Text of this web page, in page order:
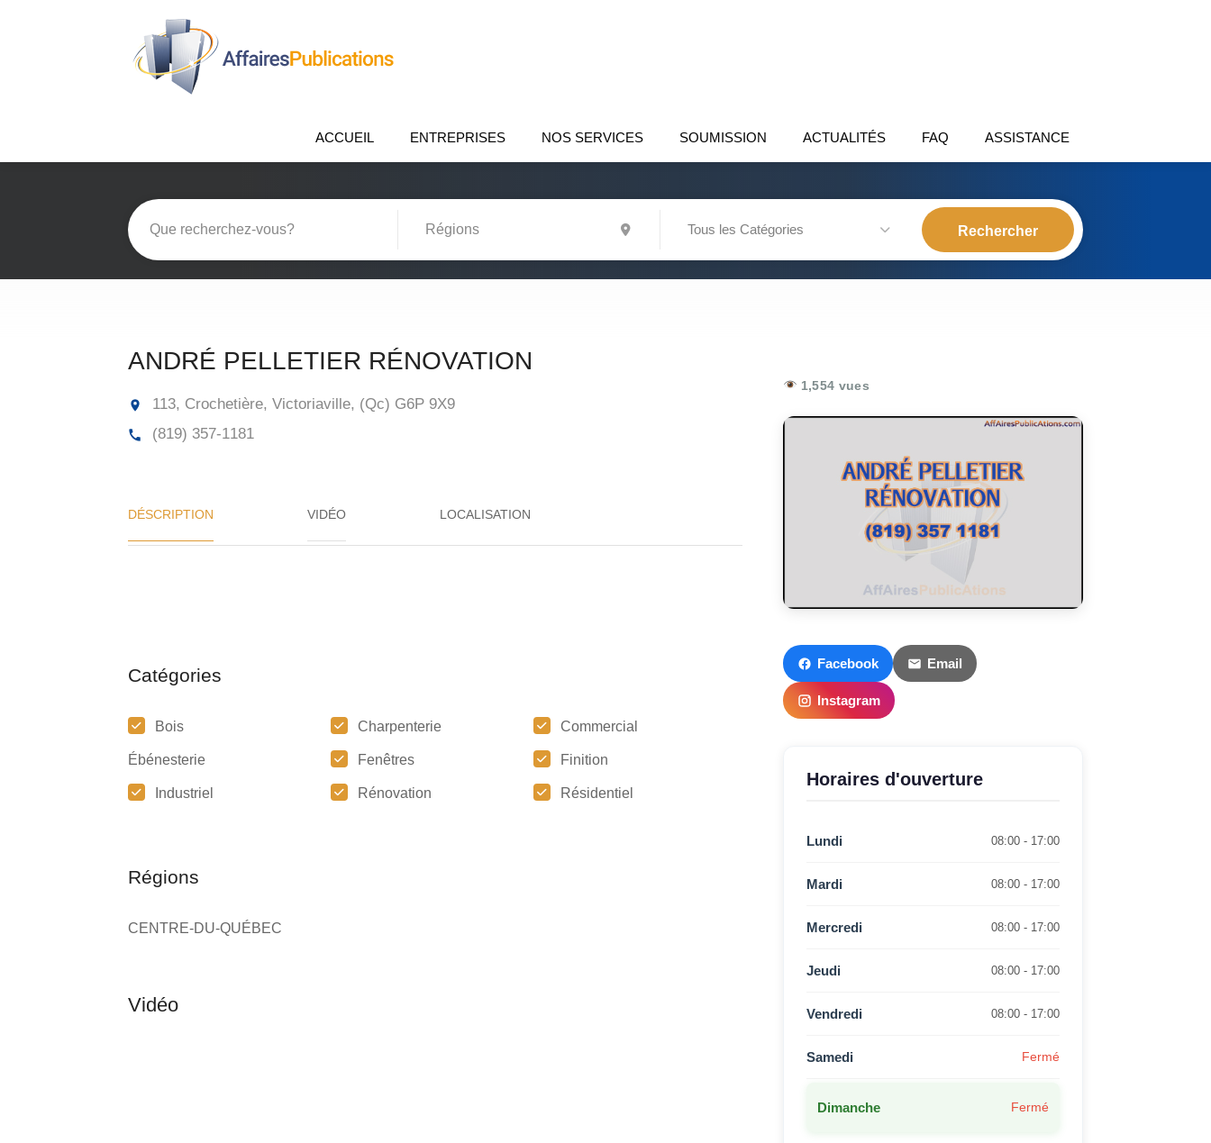
ACCUEIL ENTREPRISES NOS SERVICES SOUMISSION ACTUALITÉS FAQ ASSISTANCE
Tous les Catégories
ANDRÉ PELLETIER RÉNOVATION
113, Crochetière, Victoriaville, (Qc) G6P 9X9
(819) 357-1181
DÉSCRIPTION VIDÉO
Catégories
Bois Charpenterie Commercial
Ébénesterie Fenêtres Finition
Industriel Rénovation Résidentiel
Régions
CENTRE-DU-QUÉBEC
1,554 vues
Facebook Email
Instagram
Horaires d'ouverture
Lundi 08:00 - 17:00
Mardi 08:00 - 17:00
Mercredi 08:00 - 17:00
Jeudi 08:00 - 17:00
Vendredi 08:00 - 17:00
Samedi Fermé
Dimanche Fermé